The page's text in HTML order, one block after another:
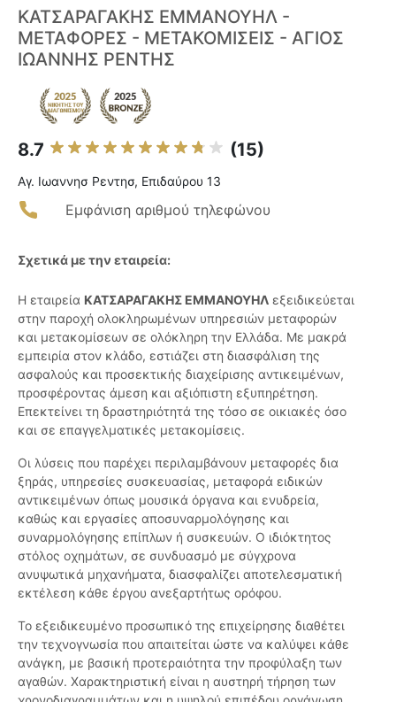
ΚΑΤΣΑΡΑΓΑΚΗΣ ΕΜΜΑΝΟΥΗΛ -
ΜΕΤΑΦΟΡΕΣ - ΜΕΤΑΚΟΜΙΣΕΙΣ - ΑΓΙΟΣ
ΙΩΑΝΝΗΣ ΡΕΝΤΗΣ
8.7 (15)
Αγ. Ιωαννησ Ρεντησ, Επιδαύρου 13
Εμφάνιση αριθμού τηλεφώνου
Σχετικά με την εταιρεία:
Η εταιρεία ΚΑΤΣΑΡΑΓΑΚΗΣ ΕΜΜΑΝΟΥΗΛ εξειδικεύεται
στην παροχή ολοκληρωμένων υπηρεσιών μεταφορών
και μετακομίσεων σε ολόκληρη την Ελλάδα. Με μακρά
εμπειρία στον κλάδο, εστιάζει στη διασφάλιση της
ασφαλούς και προσεκτικής διαχείρισης αντικειμένων,
προσφέροντας άμεση και αξιόπιστη εξυπηρέτηση.
Επεκτείνει τη δραστηριότητά της τόσο σε οικιακές όσο
και σε επαγγελματικές μετακομίσεις.
Οι λύσεις που παρέχει περιλαμβάνουν μεταφορές δια
ξηράς, υπηρεσίες συσκευασίας, μεταφορά ειδικών
αντικειμένων όπως μουσικά όργανα και ενυδρεία,
καθώς και εργασίες αποσυναρμολόγησης και
συναρμολόγησης επίπλων ή συσκευών. Ο ιδιόκτητος
στόλος οχημάτων, σε συνδυασμό με σύγχρονα
ανυψωτικά μηχανήματα, διασφαλίζει αποτελεσματική
εκτέλεση κάθε έργου ανεξαρτήτως ορόφου.
Το εξειδικευμένο προσωπικό της επιχείρησης διαθέτει
την τεχνογνωσία που απαιτείται ώστε να καλύψει κάθε
ανάγκη, με βασική προτεραιότητα την προφύλαξη των
αγαθών. Χαρακτηριστική είναι η αυστηρή τήρηση των